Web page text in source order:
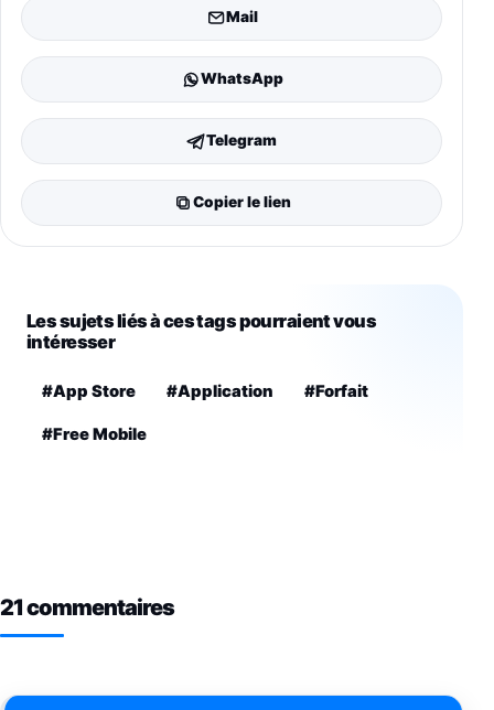
Mail
WhatsApp
Telegram
Copier le lien
Les sujets liés à ces tags pourraient vous
intéresser
#App Store #Application #Forfait
#Free Mobile
21 commentaires